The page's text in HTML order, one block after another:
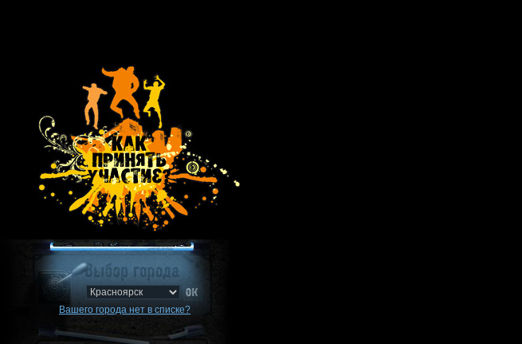
Вашего города нет в списке?